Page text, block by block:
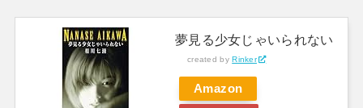
夢見る少女じゃいられない
created byRinker
Amazon